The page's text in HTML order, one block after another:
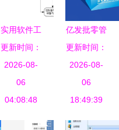
实用软件工
程应用绘图
从原理到实
践的整理指
南
更新时间：
2026-08-
06
04:08:48
亿发批零管
理软件 智
慧进销存解
决方案
更新时间：
2026-08-
06
18:49:39